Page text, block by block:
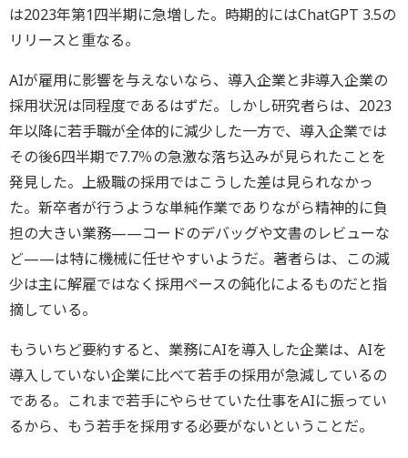
は2023年第1四半期に急増した。時期的にはChatGPT 3.5の
リリースと重なる。
AIが雇用に影響を与えないなら、導入企業と非導入企業の
採用状況は同程度であるはずだ。しかし研究者らは、2023
年以降に若手職が全体的に減少した一方で、導入企業では
その後6四半期で7.7％の急激な落ち込みが見られたことを
発見した。上級職の採用ではこうした差は見られなかっ
た。新卒者が行うような単純作業でありながら精神的に負
担の大きい業務——コードのデバッグや文書のレビューな
ど——は特に機械に任せやすいようだ。著者らは、この減
少は主に解雇ではなく採用ペースの鈍化によるものだと指
摘している。
もういちど要約すると、業務にAIを導入した企業は、AIを
導入していない企業に比べて若手の採用が急減しているの
である。これまで若手にやらせていた仕事をAIに振ってい
るから、もう若手を採用する必要がないということだ。